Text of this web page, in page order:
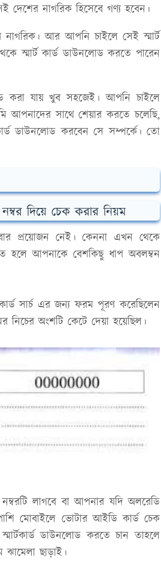
নাগরিক হিসেবে গণ্য হবেন।
আর আপনি চাইলে সেই স্মার্ট
স্মার্ট কার্ড ডাউনলোড করতে পারেন
করা যায় খুব সহজেই। আপনি চাইলে
সাথে শেয়ার করতে চলেছি,
ডাউনলোড করবেন সে সম্পর্কে। তো
দিয়ে চেক করার নিয়ম
প্রয়োজন নেই। কেননা এখন থেকে
হলে আপনাকে বেশকিছু ধাপ অবলম্বন
সার্চ এর জন্য ফরম পূরণ করেছিলেন
অংশটি কেটে দেয়া হয়েছিল।
লাগবে বা আপনার যদি অলরেডি
মোবাইলে ভোটার আইডি কার্ড চেক
ডাউনলোড করতে চান তাহলে
ছাড়াই।